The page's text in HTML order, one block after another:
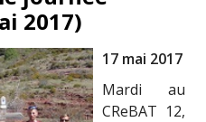
2017)
17 mai 2017
Mardi au
CReBAT 12,